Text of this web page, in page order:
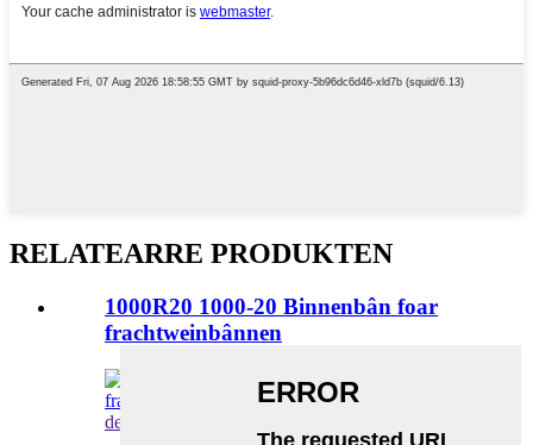
RELATEARRE PRODUKTEN
1000R20 1000-20 Binnenbân foar
frachtweinbânnen
detail besjen